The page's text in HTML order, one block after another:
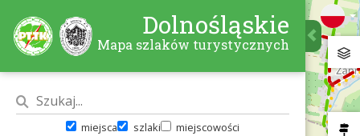
Dolnośląskie
Mapa szlaków turystycznych
miejsca szlaki miejscowości